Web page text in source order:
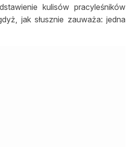
kulisów pracyleśników
jak słusznie zauważa: jedna